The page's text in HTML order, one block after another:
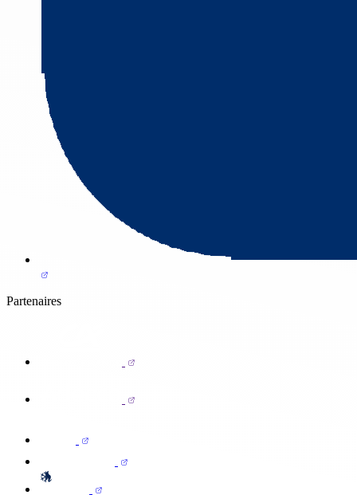
Partenaires